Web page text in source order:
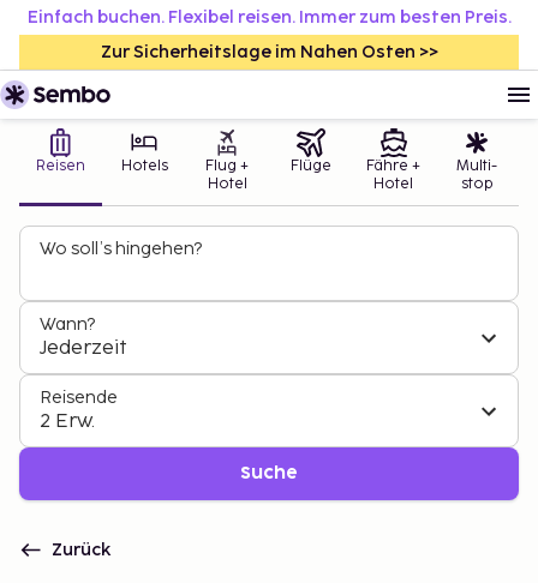
Einfach buchen. Flexibel reisen. Immer zum besten Preis.
Zur Sicherheitslage im Nahen Osten >>
Reisen Hotels
Flug +
Hotel
Flüge
Fähre +
Hotel
Multi-
stop
Wo soll’s hingehen?
Wann?
Jederzeit
Reisende
2 Erw.
Suche
Zurück